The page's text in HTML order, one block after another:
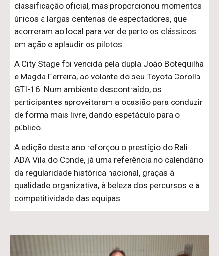
classificação oficial, mas proporcionou momentos
únicos a largas centenas de espectadores, que
acorreram ao local para ver de perto os clássicos
em ação e aplaudir os pilotos.
A City Stage foi vencida pela dupla João Botequilha
e Magda Ferreira, ao volante do seu Toyota Corolla
GTI-16. Num ambiente descontraído, os
participantes aproveitaram a ocasião para conduzir
de forma mais livre, dando espetáculo para o
público.
A edição deste ano reforçou o prestígio do Rali
ADA Vila do Conde, já uma referência no calendário
da regularidade histórica nacional, graças à
qualidade organizativa, à beleza dos percursos e à
competitividade das equipas.